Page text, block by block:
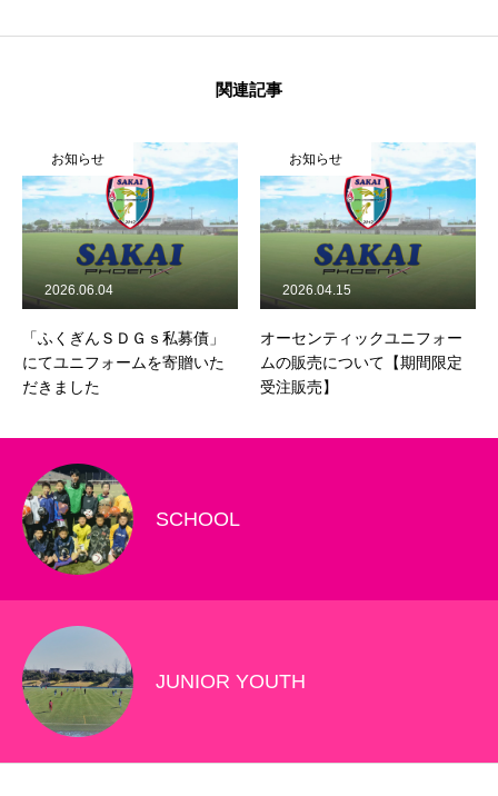
関連記事
お知らせ
「ふくぎんＳＤＧｓ私募債」
にてユニフォームを寄贈いた
だきました
2026.06.04
お知らせ
オーセンティックユニフォー
ムの販売について【期間限定
受注販売】
2026.04.15
SCHOOL
JUNIOR YOUTH